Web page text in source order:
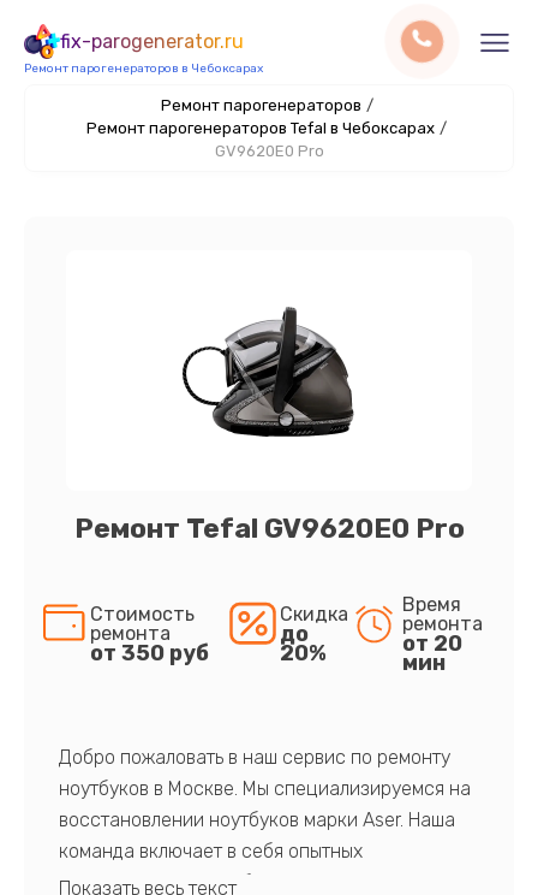
fix-parogenerator.ru
Ремонт парогенераторов в Чебоксарах
Ремонт парогенераторов /
Ремонт парогенераторов Tefal в Чебоксарах /
GV9620E0 Pro
Ремонт Tefal GV9620E0 Pro
Стоимость
ремонта
от 350 руб
Скидка
до
20%
Время
ремонта
от 20
мин
Добро пожаловать в наш сервис по ремонту
ноутбуков в Москве. Мы специализируемся на
восстановлении ноутбуков марки Aser. Наша
команда включает в себя опытных
профессионалов с обширными знаниями и